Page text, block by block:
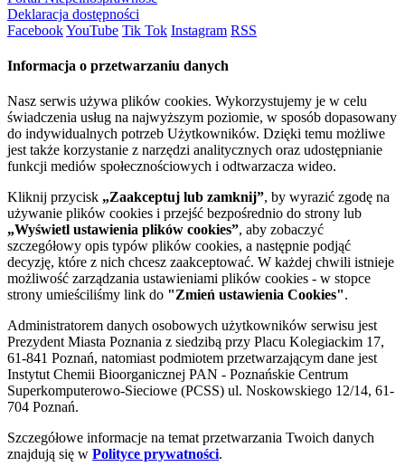
Deklaracja dostępności
FacebookYouTube Tik Tok Instagram RSS
Informacja o przetwarzaniu danych
Nasz serwis używa plików cookies. Wykorzystujemy je w celu
świadczenia usług na najwyższym poziomie, w sposób dopasowany
do indywidualnych potrzeb Użytkowników. Dzięki temu możliwe
jest także korzystanie z narzędzi analitycznych oraz udostępnianie
funkcji mediów społecznościowych i odtwarzacza wideo.
Kliknij przycisk „Zaakceptuj lub zamknij”, by wyrazić zgodę na
używanie plików cookies i przejść bezpośrednio do strony lub
„Wyświetl ustawienia plików cookies”, aby zobaczyć
szczegółowy opis typów plików cookies, a następnie podjąć
decyzję, które z nich chcesz zaakceptować. W każdej chwili istnieje
możliwość zarządzania ustawieniami plików cookies - w stopce
strony umieściliśmy link do "Zmień ustawienia Cookies".
Administratorem danych osobowych użytkowników serwisu jest
Prezydent Miasta Poznania z siedzibą przy Placu Kolegiackim 17,
61-841 Poznań, natomiast podmiotem przetwarzającym dane jest
Instytut Chemii Bioorganicznej PAN - Poznańskie Centrum
Superkomputerowo-Sieciowe (PCSS) ul. Noskowskiego 12/14, 61-
704 Poznań.
Szczegółowe informacje na temat przetwarzania Twoich danych
znajdują się w Polityce prywatności.